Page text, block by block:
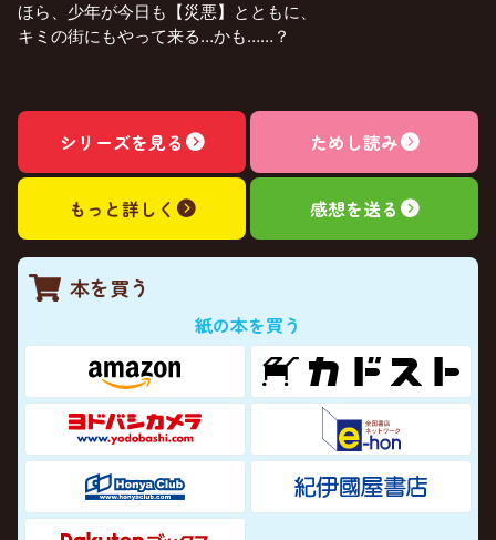
ほら、少年が今日も【災悪】とともに、
キミの街にもやって来る…かも……？
シリーズを見る ためし読み
もっと詳しく 感想を送る
本を買う
紙の本を買う